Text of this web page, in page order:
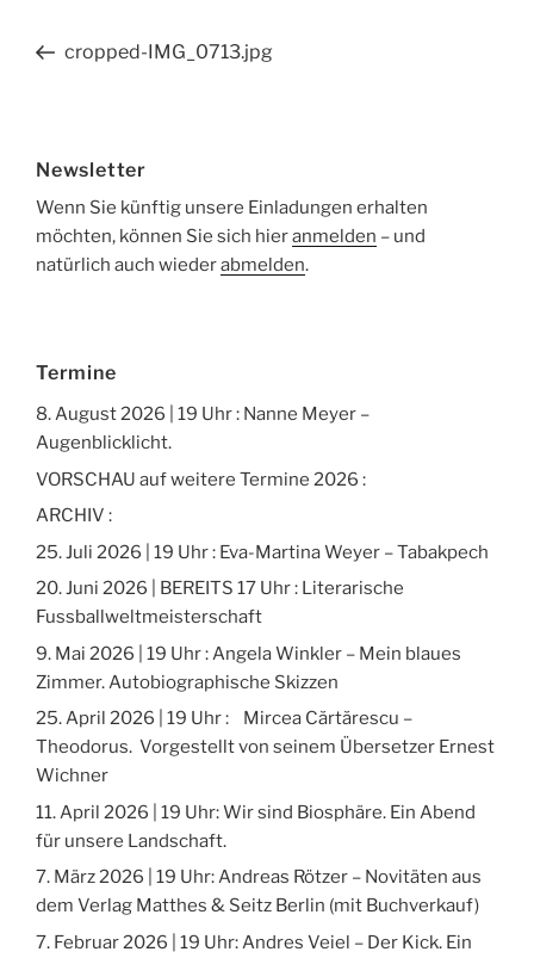
Beitragsnavigation
Vorheriger
cropped-IMG_0713.jpg
Newsletter
Wenn Sie künftig unsere Einladungen erhalten
möchten, können Sie sich hieranmelden – und
natürlich auch wiederabmelden.
Termine
8. August 2026 | 19 Uhr : Nanne Meyer –
Augenblicklicht.
VORSCHAU auf weitere Termine 2026 :
ARCHIV :
25. Juli 2026 | 19 Uhr : Eva-Martina Weyer – Tabakpech
20. Juni 2026 | BEREITS 17 Uhr : Literarische
Fussballweltmeisterschaft
9. Mai 2026 | 19 Uhr : Angela Winkler – Mein blaues
Zimmer. Autobiographische Skizzen
25. April 2026 | 19 Uhr : Mircea Cărtărescu –
Theodorus. Vorgestellt von seinem Übersetzer Ernest
Wichner
11. April 2026 | 19 Uhr: Wir sind Biosphäre. Ein Abend
für unsere Landschaft.
7. März 2026 | 19 Uhr: Andreas Rötzer – Novitäten aus
dem Verlag Matthes & Seitz Berlin (mit Buchverkauf)
7. Februar 2026 | 19 Uhr: Andres Veiel – Der Kick. Ein